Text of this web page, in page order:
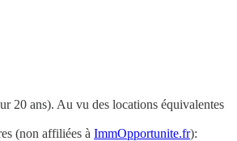
20 ans). Au vu des locations équivalentes
(non affiliées à ImmOpportunite.fr):